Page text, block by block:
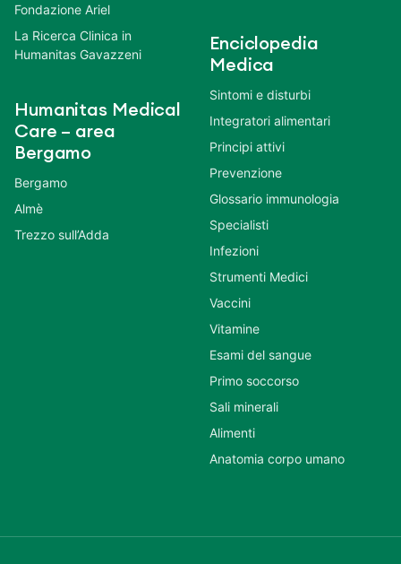
Fondazione Ariel
La Ricerca Clinica in
Humanitas Gavazzeni
Humanitas Medical
Care – area
Bergamo
Bergamo
Almè
Trezzo sull’Adda
Enciclopedia
Medica
Sintomi e disturbi
Integratori alimentari
Principi attivi
Prevenzione
Glossario immunologia
Specialisti
Infezioni
Strumenti Medici
Vaccini
Vitamine
Esami del sangue
Primo soccorso
Sali minerali
Alimenti
Anatomia corpo umano